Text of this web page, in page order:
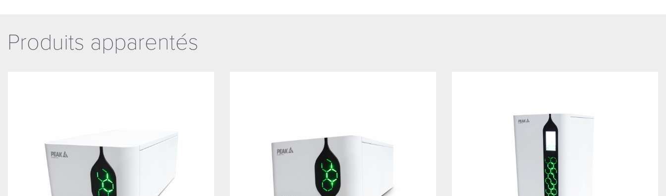
Produits apparentés